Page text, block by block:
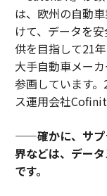
は、欧州の自動
けて、データを
供を目指して21
大手自動車メー
参画しています
ス運用会社
——確かに、サプ
界などは、デー
です。